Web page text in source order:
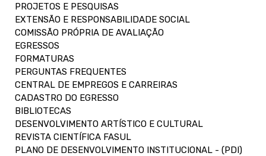
PROJETOS E PESQUISAS
EXTENSÃO E RESPONSABILIDADE SOCIAL
COMISSÃO PRÓPRIA DE AVALIAÇÃO
EGRESSOS
FORMATURAS
PERGUNTAS FREQUENTES
CENTRAL DE EMPREGOS E CARREIRAS
CADASTRO DO EGRESSO
BIBLIOTECAS
DESENVOLVIMENTO ARTÍSTICO E CULTURAL
REVISTA CIENTÍFICA FASUL
PLANO DE DESENVOLVIMENTO INSTITUCIONAL - (PDI)